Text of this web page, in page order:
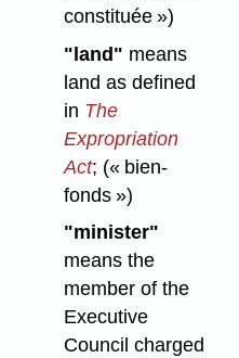
constituée »)
"land" means
land as defined
in The
Expropriation
Act; (« bien-
fonds »)
"minister"
means the
member of the
Executive
Council charged